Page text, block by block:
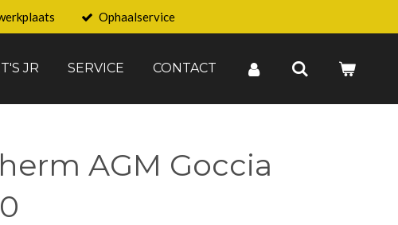
Ophaalservice
JR SERVICE CONTACT
AGM Goccia